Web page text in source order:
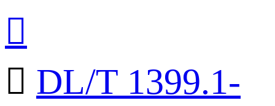

 DL/T 1399.1-